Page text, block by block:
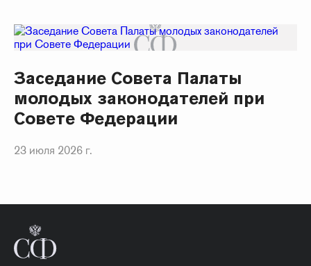
Заседание Совета Палаты
молодых законодателей при
Совете Федерации
23 июля 2026 г.